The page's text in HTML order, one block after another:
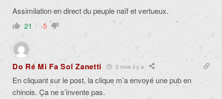
Assimilation en direct du peuple naïf et vertueux.
21 -5
Do Ré Mi Fa Sol Zanetti 2 mois il y a
En cliquant sur le post, la clique m’a envoyé une pub en
chinois. Ça ne s’invente pas.